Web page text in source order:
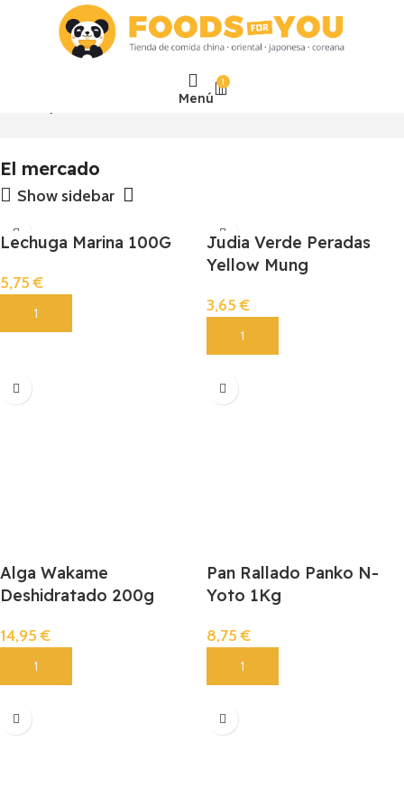
Menú
1
Mostrando 1–24 de 178 resultados
El mercado
Show sidebar
Lechuga Marina 100G
5,75€
Añadir
Judia Verde Peradas
Yellow Mung
3,65€
Añadir
Alga Wakame
Deshidratado 200g
14,95€
Añadir
Pan Rallado Panko N-
Yoto 1Kg
8,75€
Añadir